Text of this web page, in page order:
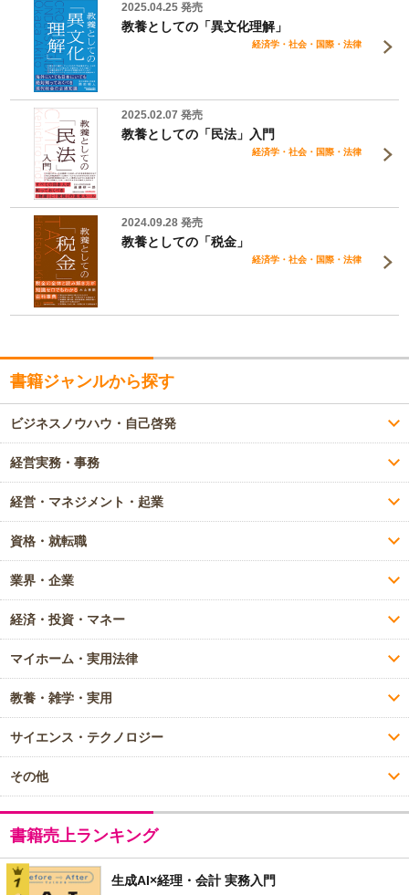
2025.04.25 発売
教養としての「異文化理解」
経済学・社会・国際・法律
2025.02.07 発売
教養としての「民法」入門
経済学・社会・国際・法律
2024.09.28 発売
教養としての「税金」
経済学・社会・国際・法律
書籍ジャンルから探す
ビジネスノウハウ・自己啓発
経営実務・事務
経営・マネジメント・起業
資格・就転職
業界・企業
経済・投資・マネー
マイホーム・実用法律
教養・雑学・実用
サイエンス・テクノロジー
その他
書籍売上ランキング
生成AI×経理・会計 実務入門